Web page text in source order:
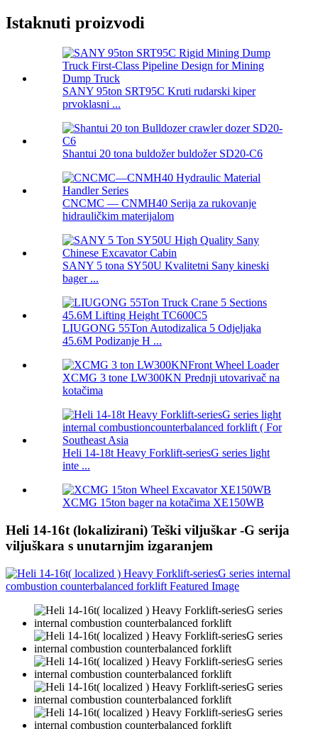
Istaknuti proizvodi
SANY 95ton SRT95C Kruti rudarski kiper
prvoklasni ...
Shantui 20 tona buldožer buldožer SD20-C6
CNCMC — CNMH40 Serija za rukovanje
hidrauličkim materijalom
SANY 5 tona SY50U Kvalitetni Sany kineski
bager ...
LIUGONG 55Ton Autodizalica 5 Odjeljaka
45.6M Podizanje H ...
XCMG 3 tone LW300KN Prednji utovarivač na
kotačima
Heli 14-18t Heavy Forklift-seriesG series light
inte ...
XCMG 15ton bager na kotačima XE150WB
Heli 14-16t (lokalizirani) Teški viljuškar -G serija
viljuškara s unutarnjim izgaranjem